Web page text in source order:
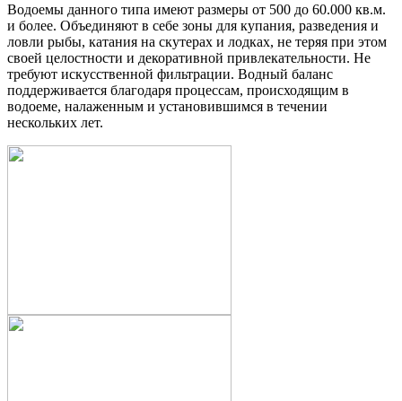
Водоемы данного типа имеют размеры от 500 до 60.000 кв.м.
и более. Объединяют в себе зоны для купания, разведения и
ловли рыбы, катания на скутерах и лодках, не теряя при этом
своей целостности и декоративной привлекательности. Не
требуют искусственной фильтрации. Водный баланс
поддерживается благодаря процессам, происходящим в
водоеме, налаженным и установившимся в течении
нескольких лет.